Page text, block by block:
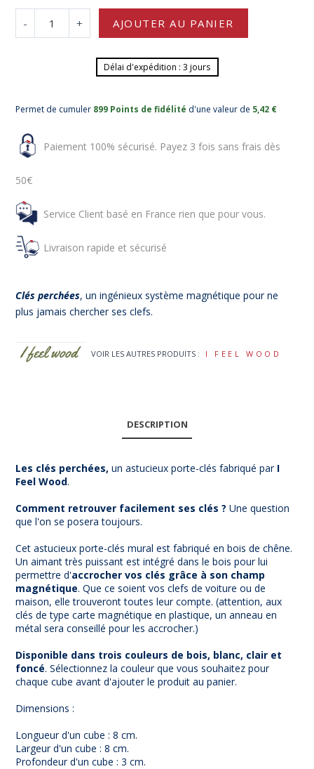
- + AJOUTER AU PANIER
Délai d'expédition : 3 jours
Permet de cumuler 899 Points de fidélité d'une valeur de 5,42 €
Paiement 100% sécurisé. Payez 3 fois sans frais dès
50€
Service Client basé en France rien que pour vous.
Livraison rapide et sécurisé
Clés perchées, un ingénieux système magnétique pour ne
plus jamais chercher ses clefs.
VOIR LES AUTRES PRODUITS : I FEEL WOOD
DESCRIPTION
Les clés perchées, un astucieux porte-clés fabriqué par I
Feel Wood.
Comment retrouver facilement ses clés ? Une question
que l'on se posera toujours.
Cet astucieux porte-clés mural est fabriqué en bois de chêne.
Un aimant très puissant est intégré dans le bois pour lui
permettre d'accrocher vos clés grâce à son champ
magnétique. Que ce soient vos clefs de voiture ou de
maison, elle trouveront toutes leur compte. (attention, aux
clés de type carte magnétique en plastique, un anneau en
métal sera conseillé pour les accrocher.)
Disponible dans trois couleurs de bois, blanc, clair et
foncé. Sélectionnez la couleur que vous souhaitez pour
chaque cube avant d'ajouter le produit au panier.
Dimensions :
Longueur d'un cube : 8 cm.
Largeur d'un cube : 8 cm.
Profondeur d'un cube : 3 cm.